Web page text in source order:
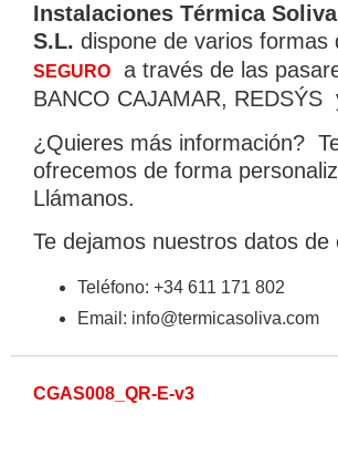
Empieza a escribir para ver
Instalaciones Térmica Soliva
S.L. dispone de varios formas
SEGURO
a través de las
BANCO CAJAMAR, REDSÝS
¿Quieres más información?
ofrecemos de forma
Llámanos.
Te dejamos nuestros datos de
Teléfono: +34 611 171 802
Email: info@termicasoliva.com
CGAS008_QR-E-v3